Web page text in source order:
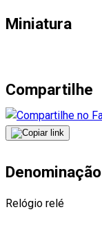
Miniatura
Compartilhe
Denominação
Relógio relé